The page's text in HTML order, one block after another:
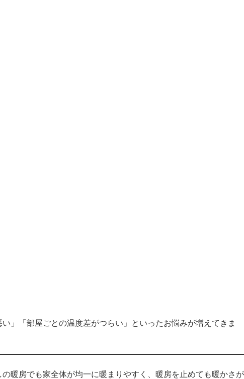
」「部屋ごとの温度差がつらい」といったお悩みが増えてきま
暖房でも家全体が均一に暖まりやすく、暖房を止めても暖かさが